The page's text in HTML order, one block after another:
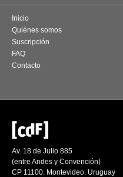
Inicio
Quiénes somos
Suscripción
FAQ
Contacto
Av. 18 de Julio 885
(entre Andes y Convención)
CP 11100. Montevideo. Uruguay